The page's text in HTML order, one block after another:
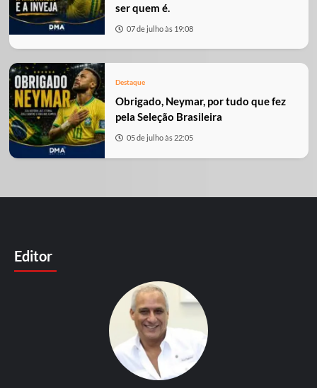
ser quem é.
07 de julho às 19:08
Destaque
Obrigado, Neymar, por tudo que fez
pela Seleção Brasileira
05 de julho às 22:05
Editor